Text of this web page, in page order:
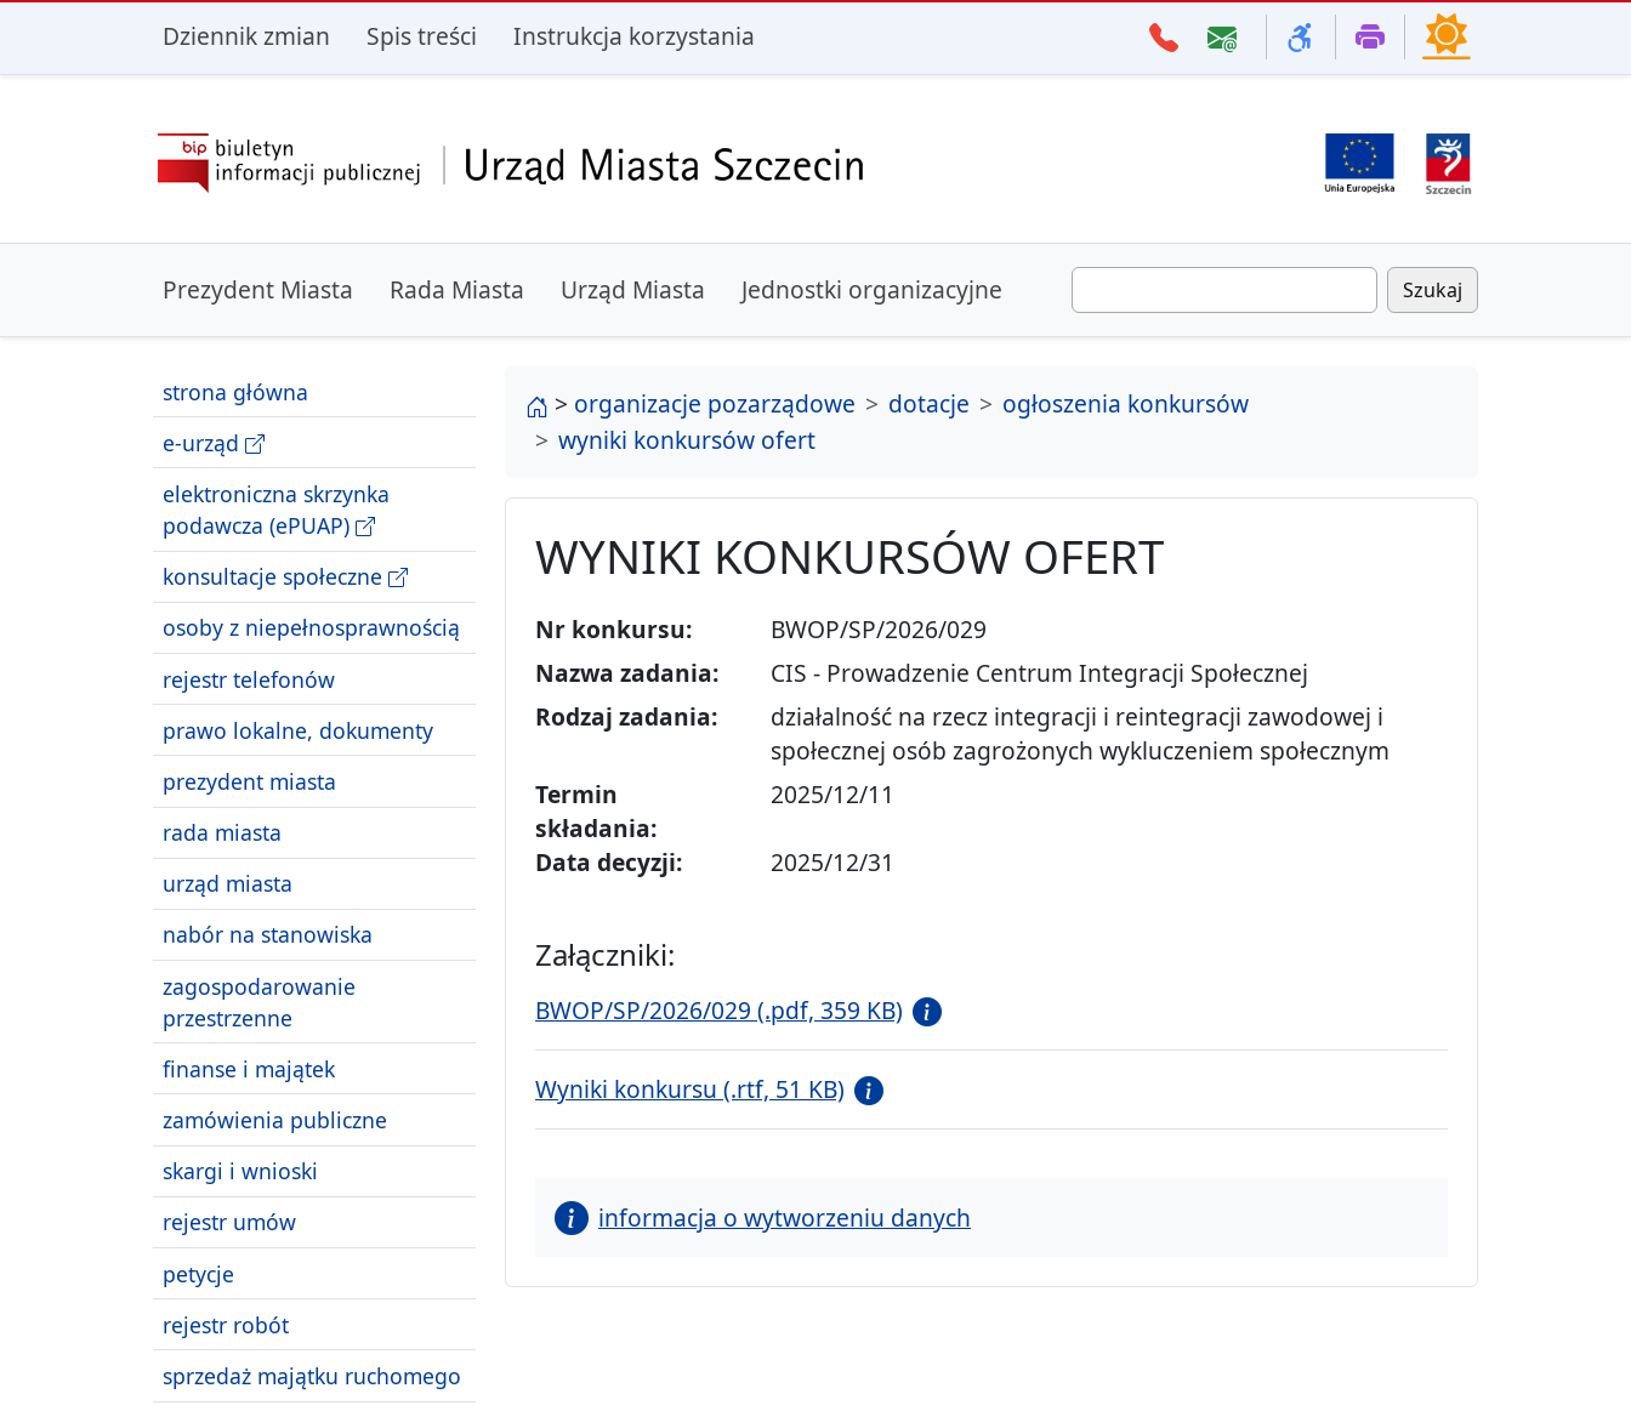
przejdź do głównego menu przejdź do treści
Dziennik zmian Spis treści Instrukcja korzystania
Prezydent Miasta Rada Miasta Urząd Miasta Jednostki organizacyjne Szukaj
strona główna
e-urząd
elektroniczna skrzynka
podawcza (ePUAP)
konsultacje społeczne
osoby z niepełnosprawnością
rejestr telefonów
prawo lokalne, dokumenty
prezydent miasta
rada miasta
urząd miasta
nabór na stanowiska
zagospodarowanie
przestrzenne
finanse i majątek
zamówienia publiczne
skargi i wnioski
rejestr umów
petycje
rejestr robót
sprzedaż majątku ruchomego
strona główna
> organizacje pozarządowe dotacje
ogłoszenia konkursów
wyniki konkursów ofert
WYNIKI KONKURSÓW OFERT
Nr konkursu:
BWOP/SP/2026/029
Nazwa zadania:
CIS - Prowadzenie Centrum Integracji Społecznej
Rodzaj zadania:
działalność na rzecz integracji i reintegracji zawodowej i
społecznej osób zagrożonych wykluczeniem społecznym
Termin
składania:
2025/12/11
Data decyzji: 2025/12/31
Załączniki:
BWOP/SP/2026/029 (.pdf, 359 KB)
Wyniki konkursu (.rtf, 51 KB)
informacja o wytworzeniu danych